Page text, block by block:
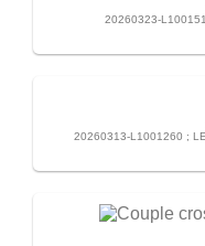
20260323-
20260313-L1001260 ;